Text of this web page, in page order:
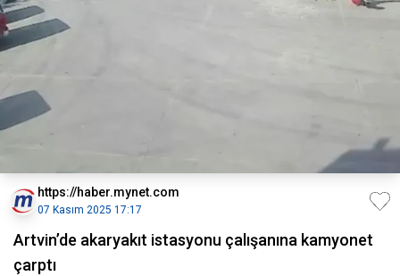
https://haber.mynet.com
07 Kasım 2025 17:17
Artvin’de akaryakıt istasyonu çalışanına kamyonet
çarptı